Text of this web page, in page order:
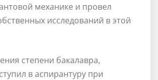
механике и провел
исследований в этой
степени бакалавра,
в аспирантуру при